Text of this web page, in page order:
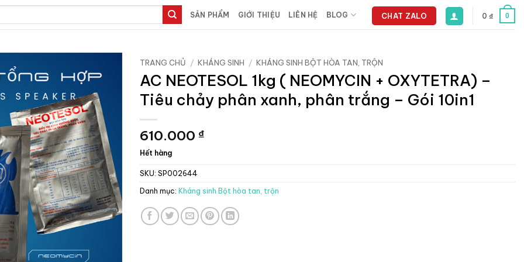
SẢN PHẨM GIỚI THIỆU LIÊN HỆ BLOG CHAT ZALO 0 ₫ 0
TRANG CHỦ / KHÁNG SINH / KHÁNG SINH BỘT HÒA TAN, TRỘN
AC NEOTESOL 1kg ( NEOMYCIN + OXYTETRA) –
Tiêu chảy phân xanh, phân trắng – Gói 10in1
610.000 ₫
Hết hàng
SKU: SP002644
Danh mục: Kháng sinh Bột hòa tan, trộn